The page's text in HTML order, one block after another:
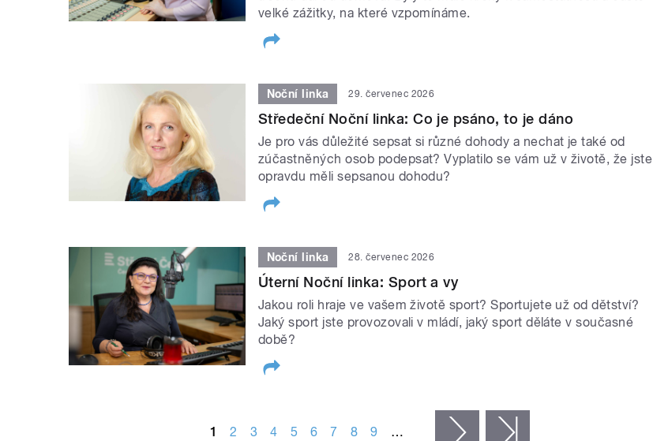
velké zážitky, na které vzpomínáme.
Noční linka 29. červenec 2026
Středeční Noční linka: Co je psáno, to je dáno
Je pro vás důležité sepsat si různé dohody a nechat je také od
zúčastněných osob podepsat? Vyplatilo se vám už v životě, že jste
opravdu měli sepsanou dohodu?
Noční linka 28. červenec 2026
Úterní Noční linka: Sport a vy
Jakou roli hraje ve vašem životě sport? Sportujete už od dětství?
Jaký sport jste provozovali v mládí, jaký sport děláte v současné
době?
1 2 3 4 5 6 7 8 9 … následující ›